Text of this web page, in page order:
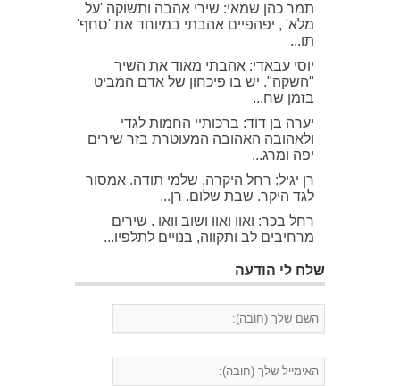
תמר כהן שמאי: שירי אהבה ותשוקה 'על
מלא' , יפהפיים אהבתי במיוחד את 'סחף'
תו...
יוסי עבאדי: אהבתי מאוד את השיר
"השקה". יש בו פיכחון של אדם המביט
בזמן שח...
יערה בן דוד: ברכותיי החמות לגדי
ולאהובה האהובה המעוטרת בזר שירים
יפה ומרג...
רן יגיל: רחל היקרה, שלמי תודה. אמסור
לגד היקר. שבת שלום. רן...
רחל בכר: ואוו ואוו ושוב וואו . שירים
מרחיבים לב ותקווה, בנויים לתלפיו...
שלח לי הודעה